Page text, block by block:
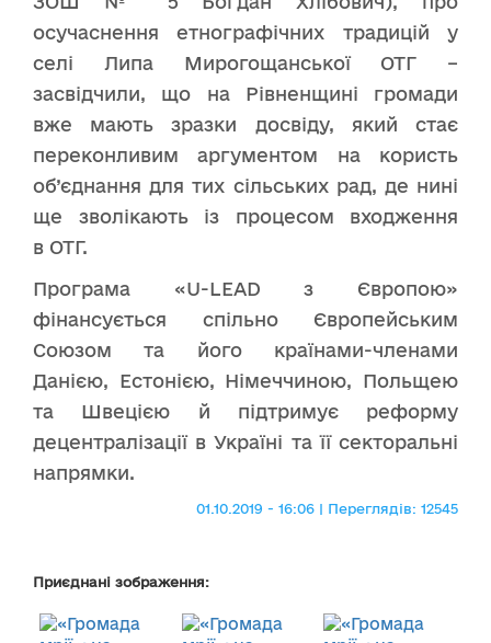
осучаснення етнографічних традицій у
селі Липа Мирогощанської ОТГ –
засвідчили, що на Рівненщині громади
вже мають зразки досвіду, який стає
переконливим аргументом на користь
об’єднання для тих сільських рад, де нині
ще зволікають із процесом входження
в ОТГ.
Програма «U-LEAD з Європою»
фінансується спільно Європейським
Союзом та його країнами-членами
Данією, Естонією, Німеччиною, Польщею
та Швецією й підтримує реформу
децентралізації в Україні та її секторальні
напрямки.
01.10.2019 - 16:06 | Переглядів: 12545
Приєднані зображення: